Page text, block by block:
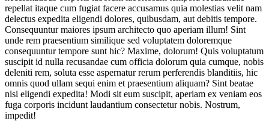
repellat itaque cum fugiat facere accusamus quia molestias velit nam
delectus expedita eligendi dolores, quibusdam, aut debitis tempore.
Consequuntur maiores ipsum architecto quo aperiam illum! Sint
unde rem praesentium similique sed voluptatem doloremque
consequuntur tempore sunt hic? Maxime, dolorum! Quis voluptatum
suscipit id nulla recusandae cum officia dolorum quia cumque, nobis
deleniti rem, soluta esse aspernatur rerum perferendis blanditiis, hic
omnis quod ullam sequi enim et praesentium aliquam? Sint beatae
nisi eligendi expedita! Modi sit eum suscipit, aperiam ex veniam eos
fuga corporis incidunt laudantium consectetur nobis. Nostrum,
impedit!